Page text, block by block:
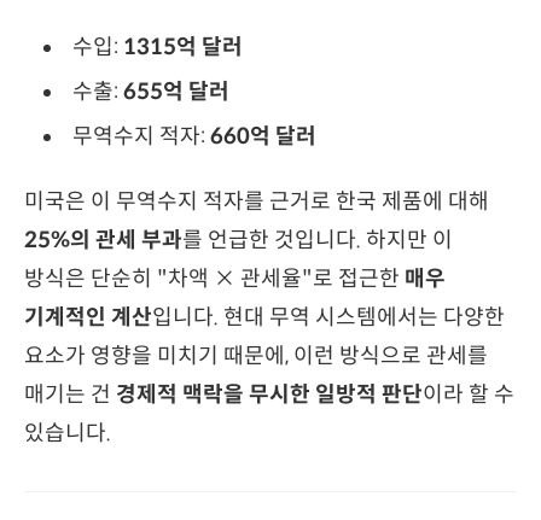
수입: 1315억 달러
수출: 655억 달러
무역수지 적자: 660억 달러
미국은 이 무역수지 적자를 근거로 한국 제품에 대해
25%의 관세 부과를 언급한 것입니다. 하지만 이
방식은 단순히 "차액 × 관세율"로 접근한 매우
기계적인 계산입니다. 현대 무역 시스템에서는 다양한
요소가 영향을 미치기 때문에, 이런 방식으로 관세를
매기는 건 경제적 맥락을 무시한 일방적 판단이라 할 수
있습니다.